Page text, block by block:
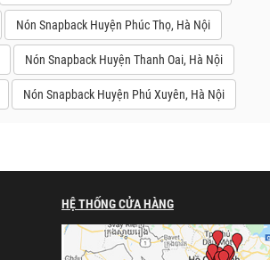
Nón Snapback Huyện Phúc Thọ, Hà Nội
Nón Snapback Huyện Thanh Oai, Hà Nội
Nón Snapback Huyện Phú Xuyên, Hà Nội
HỆ THỐNG CỬA HÀNG